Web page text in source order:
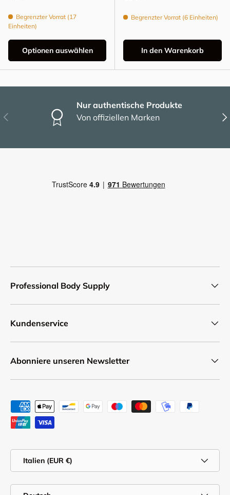
Begrenzter Vorrat (17
Einheiten)
Optionen auswählen
Begrenzter Vorrat (6 Einheiten)
In den Warenkorb
Vorherige
Nur authentische Produkte
Von offiziellen Marken
Professional Body Supply
Kundenservice
Abonniere unseren Newsletter
Zahlungsmethoden
Italien (EUR €)